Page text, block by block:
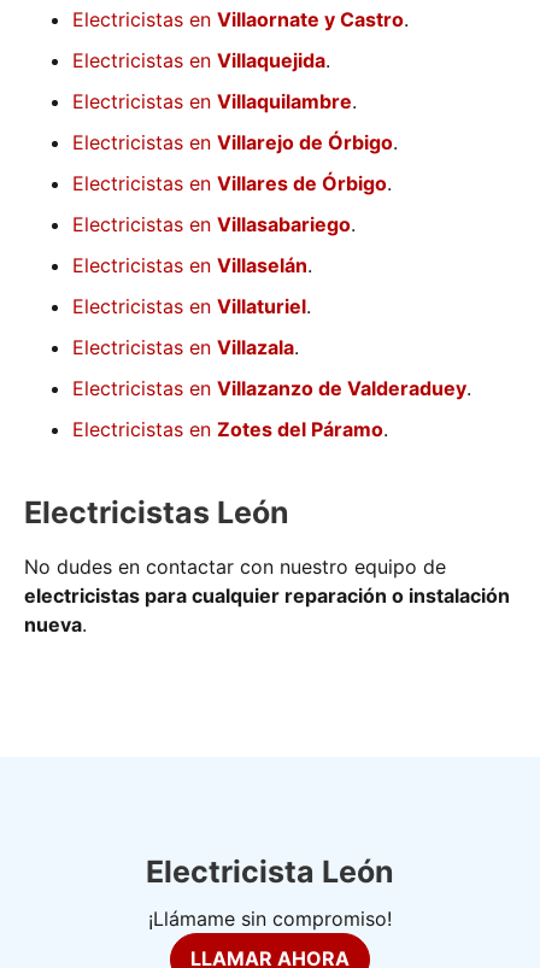
Electricistas en Villaornate y Castro.
Electricistas en Villaquejida.
Electricistas en Villaquilambre.
Electricistas en Villarejo de Órbigo.
Electricistas en Villares de Órbigo.
Electricistas en Villasabariego.
Electricistas en Villaselán.
Electricistas en Villaturiel.
Electricistas en Villazala.
Electricistas en Villazanzo de Valderaduey.
Electricistas en Zotes del Páramo.
Electricistas León
No dudes en contactar con nuestro equipo de
electricistas para cualquier reparación o instalación
nueva.
Electricista León
¡Llámame sin compromiso!
LLAMAR AHORA